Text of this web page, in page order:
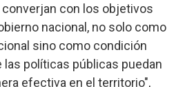
converjan con los objetivos
nacional, no solo como
sino como condición
las políticas públicas puedan
efectiva en el territorio",